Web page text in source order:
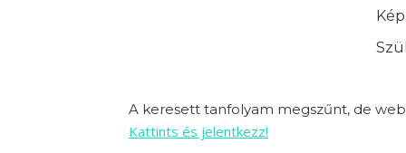
A keresett tanfolyam megszűnt, de
Kattints és jelentkezz!